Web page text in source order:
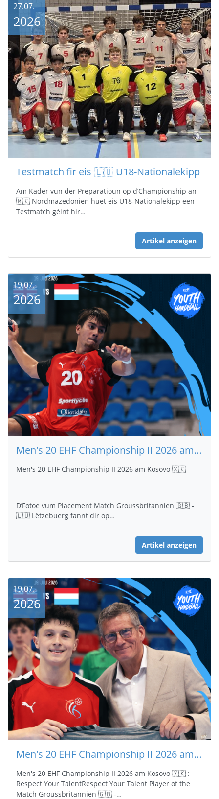
Testmatch fir eis 🇱🇺 U18-Nationalekipp
Am Kader vun der Preparatioun op d’Championship an
🇲🇰 Nordmazedonien huet eis U18-Nationalekipp een
Testmatch géint hir…
Artikel anzeigen
27.07.
2026
Men's 20 EHF Championship II 2026 am Kosovo 🇽🇰 Fotoen Groussbritannien 🇬🇧 - 🇱🇺 Lëtzebuerg
Men's 20 EHF Championship II 2026 am Kosovo 🇽🇰
D’Fotoe vum Placement Match Groussbritannien 🇬🇧 -
🇱🇺 Lëtzebuerg fannt dir op…
Artikel anzeigen
19.07.
2026
Men's 20 EHF Championship II 2026 am Kosovo 🇽🇰 : Respect Your Talent
Men's 20 EHF Championship II 2026 am Kosovo 🇽🇰 :
Respect Your TalentRespect Your Talent Player of the
Match Groussbritannien 🇬🇧 -…
19.07.
2026